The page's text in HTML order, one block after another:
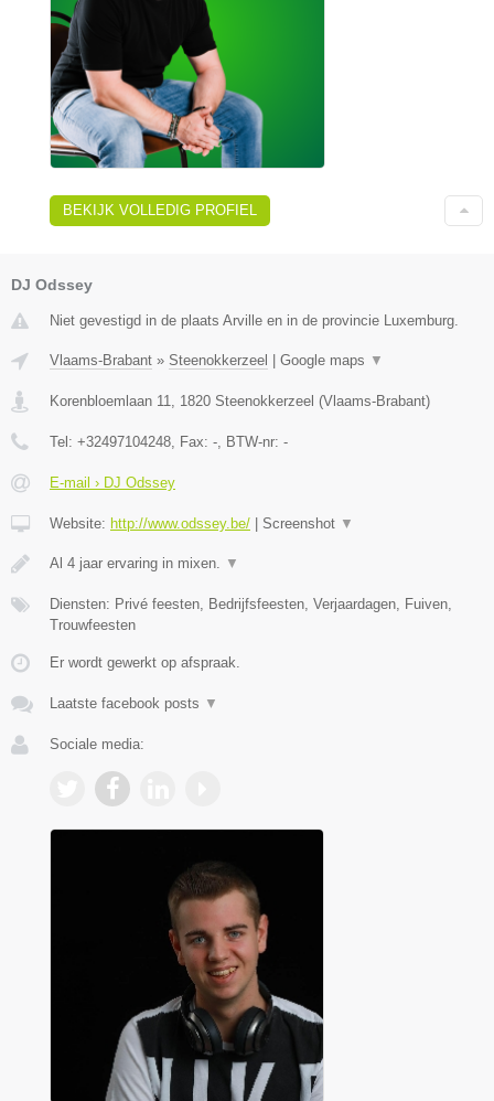
BEKIJK VOLLEDIG PROFIEL
DJ Odssey
Niet gevestigd in de plaats Arville en in de provincie Luxemburg.
Vlaams-Brabant » Steenokkerzeel Google maps ▼
Korenbloemlaan 11, 1820 Steenokkerzeel (Vlaams-Brabant)
Tel: +32497104248, Fax: -, BTW-nr: -
E-mail › DJ Odssey
Website: http://www.odssey.be/ Screenshot ▼
Al 4 jaar ervaring in mixen. ▼
Diensten: Privé feesten, Bedrijfsfeesten, Verjaardagen, Fuiven,
Trouwfeesten
Er wordt gewerkt op afspraak.
Laatste facebook posts ▼
Sociale media: